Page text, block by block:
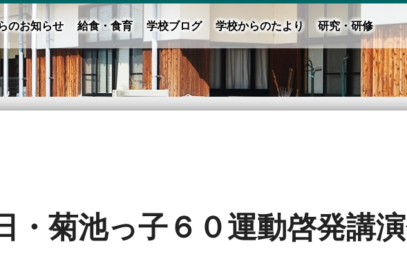
のお知らせ 給食・食育 学校ブログ 学校からのたより 研究・研修
・菊池っ子６０運動啓発講